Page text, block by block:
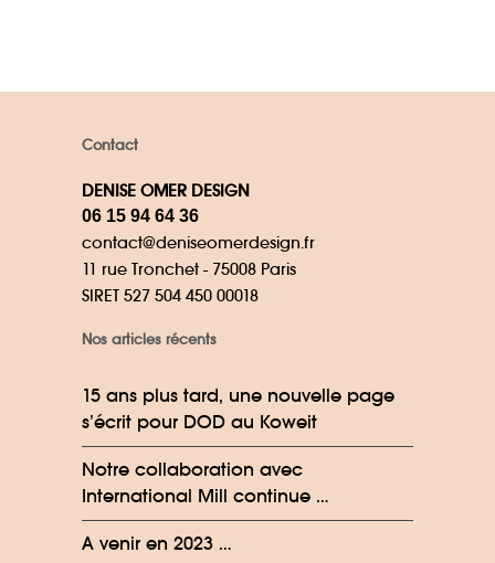
Contact
DENISE OMER DESIGN
06 15 94 64 36
contact@deniseomerdesign.fr
11 rue Tronchet - 75008 Paris
SIRET 527 504 450 00018
Nos articles récents
15 ans plus tard, une nouvelle page
s’écrit pour DOD au Koweit
Notre collaboration avec
International Mill continue …
A venir en 2023 …